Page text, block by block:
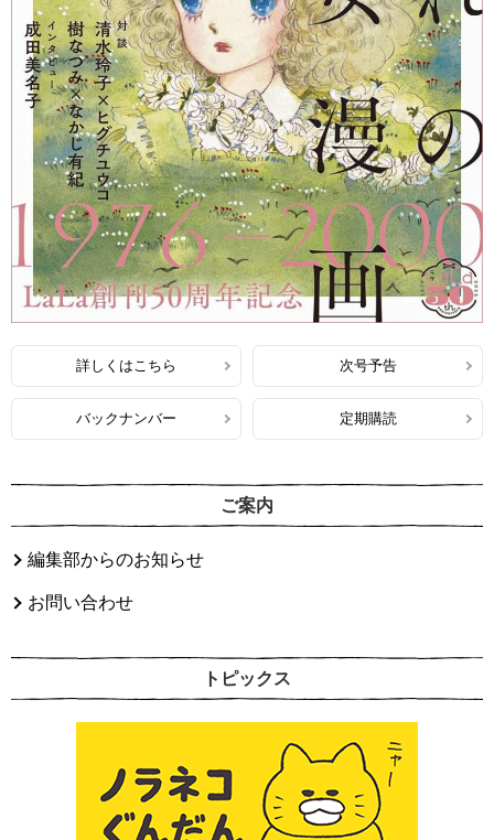
詳しくはこちら 次号予告
バックナンバー 定期購読
ご案内
編集部からのお知らせ
お問い合わせ
トピックス